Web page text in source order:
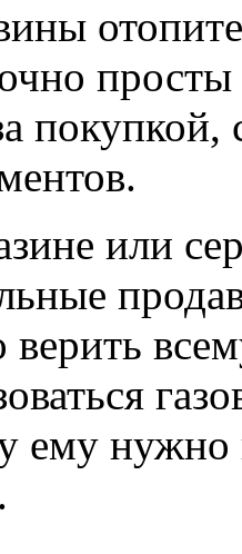
покупкой,
или
верить
ему нужно